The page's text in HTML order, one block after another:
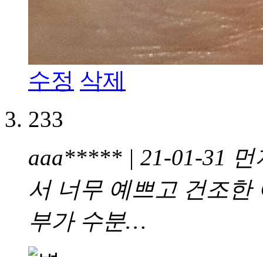
수정 삭제
233
aaa***** | 21-01-31
서 너무 예쁘고 건조한
부가 수분…